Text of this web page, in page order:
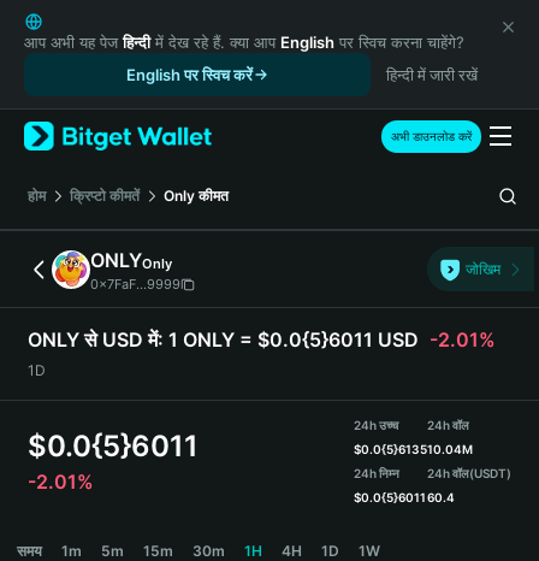
English
日本語
Русский
Español (Latinoamérica)
Türkçe
Italiano
Deutsch
简体中文
繁體中文
Português (Portugal)
Bahasa Indonesia
Español
आप अभी यह पेजहिन्दीमें देख रहे हैं. क्या आप English पर स्विच करना चाहेंगे?
English पर स्विच करें
हिन्दी में जारी रखें
अभी डाउनलोड करें
होम क्रिप्टो कीमतें Only कीमत
ONLYOnly
0x7FaF...9999
जोखिम
ONLY से USD में: 1 ONLY = $0.0{5}6011 USD -2.01%
1D
$0.0{5}6011
-2.01%
24h उच्च
$0.0{5}6135
24h निम्न
$0.0{5}6011
24h वॉल
10.04M
24h वॉल(USDT)
60.4
समय 1m 5m 15m 30m 1H 4H 1D 1W